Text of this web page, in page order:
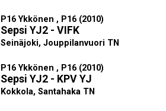
P16 Ykkönen , P16 (2010)
Sepsi YJ2 - VIFK
Seinäjoki, Jouppilanvuori TN
P16 Ykkönen , P16 (2010)
Sepsi YJ2 - KPV YJ
Kokkola, Santahaka TN